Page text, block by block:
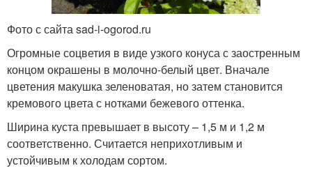
Фото с сайта sad-i-ogorod.ru
Огромные соцветия в виде узкого конуса с заостренным
концом окрашены в молочно-белый цвет. Вначале
цветения макушка зеленоватая, но затем становится
кремового цвета с нотками бежевого оттенка.
Ширина куста превышает в высоту – 1,5 м и 1,2 м
соответственно. Считается неприхотливым и
устойчивым к холодам сортом.